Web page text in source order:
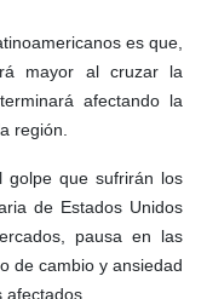
es que,
mayor al cruzar la
afectando la
región.
golpe que sufrirán los
de Estados Unidos
pausa en las
de cambio y ansiedad